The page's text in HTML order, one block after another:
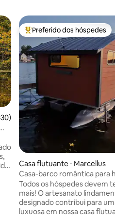
avaliação média de 5, 330
Entre os melhores preferidos
Preferido dos hóspedes
Casa flutuante ⋅ Marcellus
Casa-barco romântica para
com mais de 21 anos
Todos os hóspedes devem
mais! O artesanato
designado contribui para
luxuosa em nossa casa